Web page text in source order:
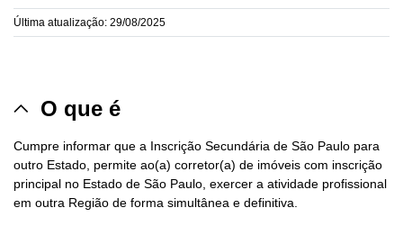
Última atualização: 29/08/2025
O que é
Cumpre informar que a Inscrição Secundária de São Paulo para
outro Estado, permite ao(a) corretor(a) de imóveis com inscrição
principal no Estado de São Paulo, exercer a atividade profissional
em outra Região de forma simultânea e definitiva.